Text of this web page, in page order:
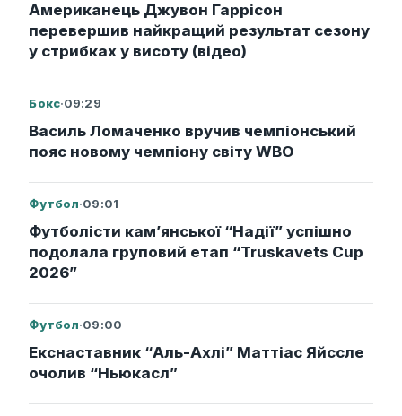
Американець Джувон Гаррісон
перевершив найкращий результат сезону
у стрибках у висоту (відео)
Бокс·09:29
Василь Ломаченко вручив чемпіонський
пояс новому чемпіону світу WBO
Футбол·09:01
Футболісти кам’янської “Надії” успішно
подолала груповий етап “Truskavets Cup
2026”
Футбол·09:00
Екснаставник “Аль-Ахлі” Маттіас Яйссле
очолив “Ньюкасл”